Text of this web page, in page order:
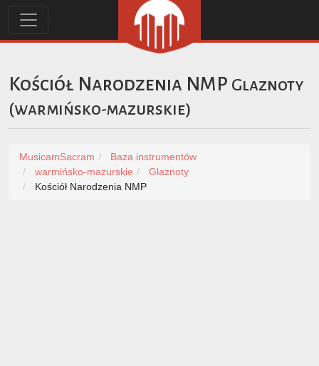
Kościół Narodzenia NMP Glaznoty
(warmińsko-mazurskie)
MusicamSacram
Baza instrumentów
warmińsko-mazurskie
Glaznoty
Kościół Narodzenia NMP